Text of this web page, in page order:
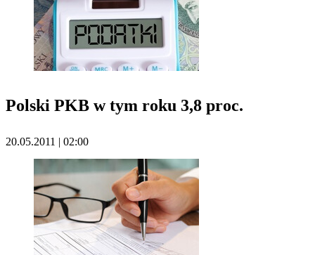
Polski PKB w tym roku 3,8 proc.
20.05.2011 | 02:00